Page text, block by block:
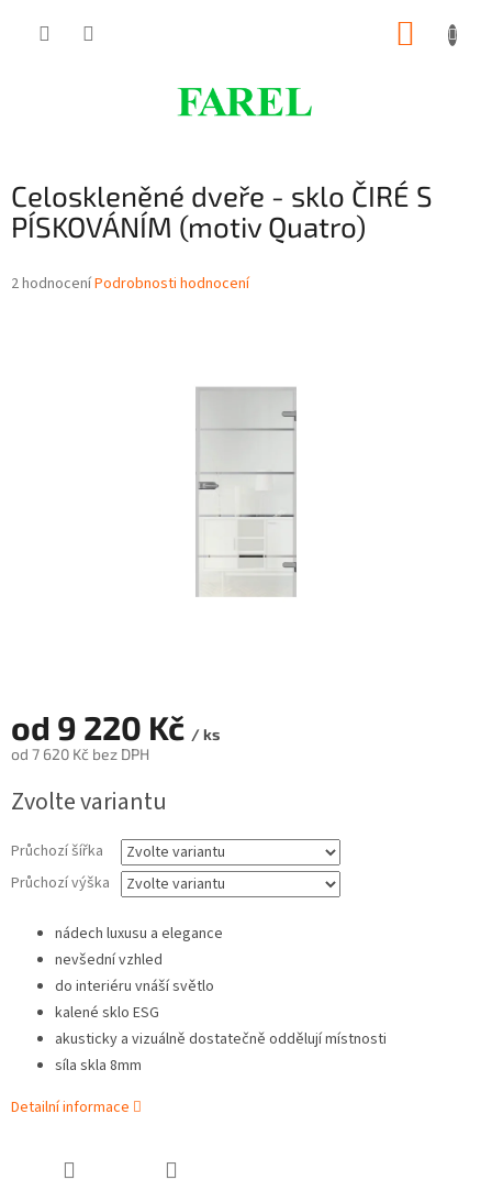
Celoskleněné dveře - sklo ČIRÉ S
PÍSKOVÁNÍM (motiv Quatro)
Průměrné
2 hodnoceníPodrobnosti hodnocení
od 9 220 Kč / ks
od 7 620 Kč bez DPH
cena:
Zvolte variantu
Průchozí šířka
Průchozí výška
nádech luxusu a elegance
nevšední vzhled
do interiéru vnáší světlo
kalené sklo ESG
akusticky a vizuálně dostatečně oddělují místnosti
síla skla 8mm
Detailní informace